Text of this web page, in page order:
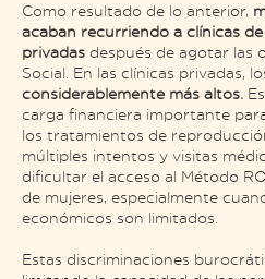
Como resultado de lo anterior,
acaban recurriendo a clínicas
privadas después de agotar las
Social. En las clínicas privadas,
considerablemente más altos.
carga financiera importante
los tratamientos de
múltiples intentos y visitas
dificultar el acceso al Método
de mujeres, especialmente
económicos son limitados.
Estas discriminaciones